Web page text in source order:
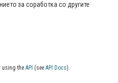
за соработка со другите
using the API (see API Docs).